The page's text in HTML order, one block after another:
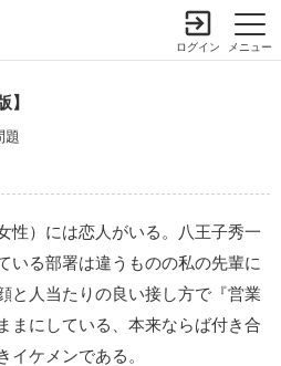
メニュー
ログイン
】
題
）には恋人がいる。八王子秀一
いる部署は違うものの私の先輩に
と人当たりの良い接し方で『営業
まにしている、本来ならば付き合
イケメンである。